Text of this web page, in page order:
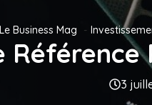
Le Business Mag
Référence
3